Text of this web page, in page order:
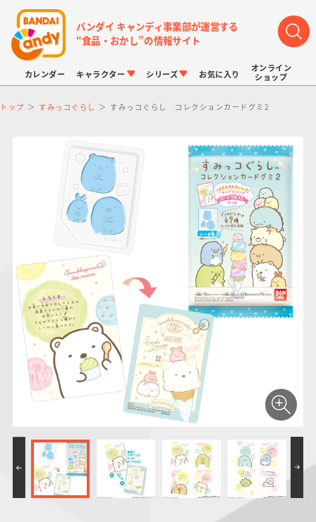
バンダイ キャンディ事業部が運営する
“食品・おかし”の情報サイト
カレンダー キャラクター
LINK TRAVELERS
仮面ライダーシリー
ズ
PROJECT R.E.D.・
スーパー戦隊シリー
ズ
プリキュアシリーズ
ガンダムシリーズ
ポケットモンスター
ドラゴンボール
サンリオキャラクタ
ーズ
シリーズ
チョコボックス
キャラパキ
つりグミ
にふぉるめーしょん
＆スクエアシール
SMPシリーズ
ポケモンキッズ
ポケモンスケールワ
キャラデコ
お気に入り
オンライン
ショップ
トップ すみっコぐらし すみっコぐらし コレクションカードグミ2